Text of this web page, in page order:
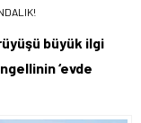
büyük ilgi
‘evde